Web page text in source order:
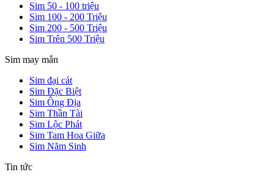
Sim 50 - 100 triệu
Sim 100 - 200 Triệu
Sim 200 - 500 Triệu
Sim Trên 500 Triệu
Sim may mắn
Sim đại cát
Sim Đặc Biệt
Sim Ông Địa
Sim Thần Tài
Sim Lộc Phát
Sim Tam Hoa Giữa
Sim Năm Sinh
Tin tức